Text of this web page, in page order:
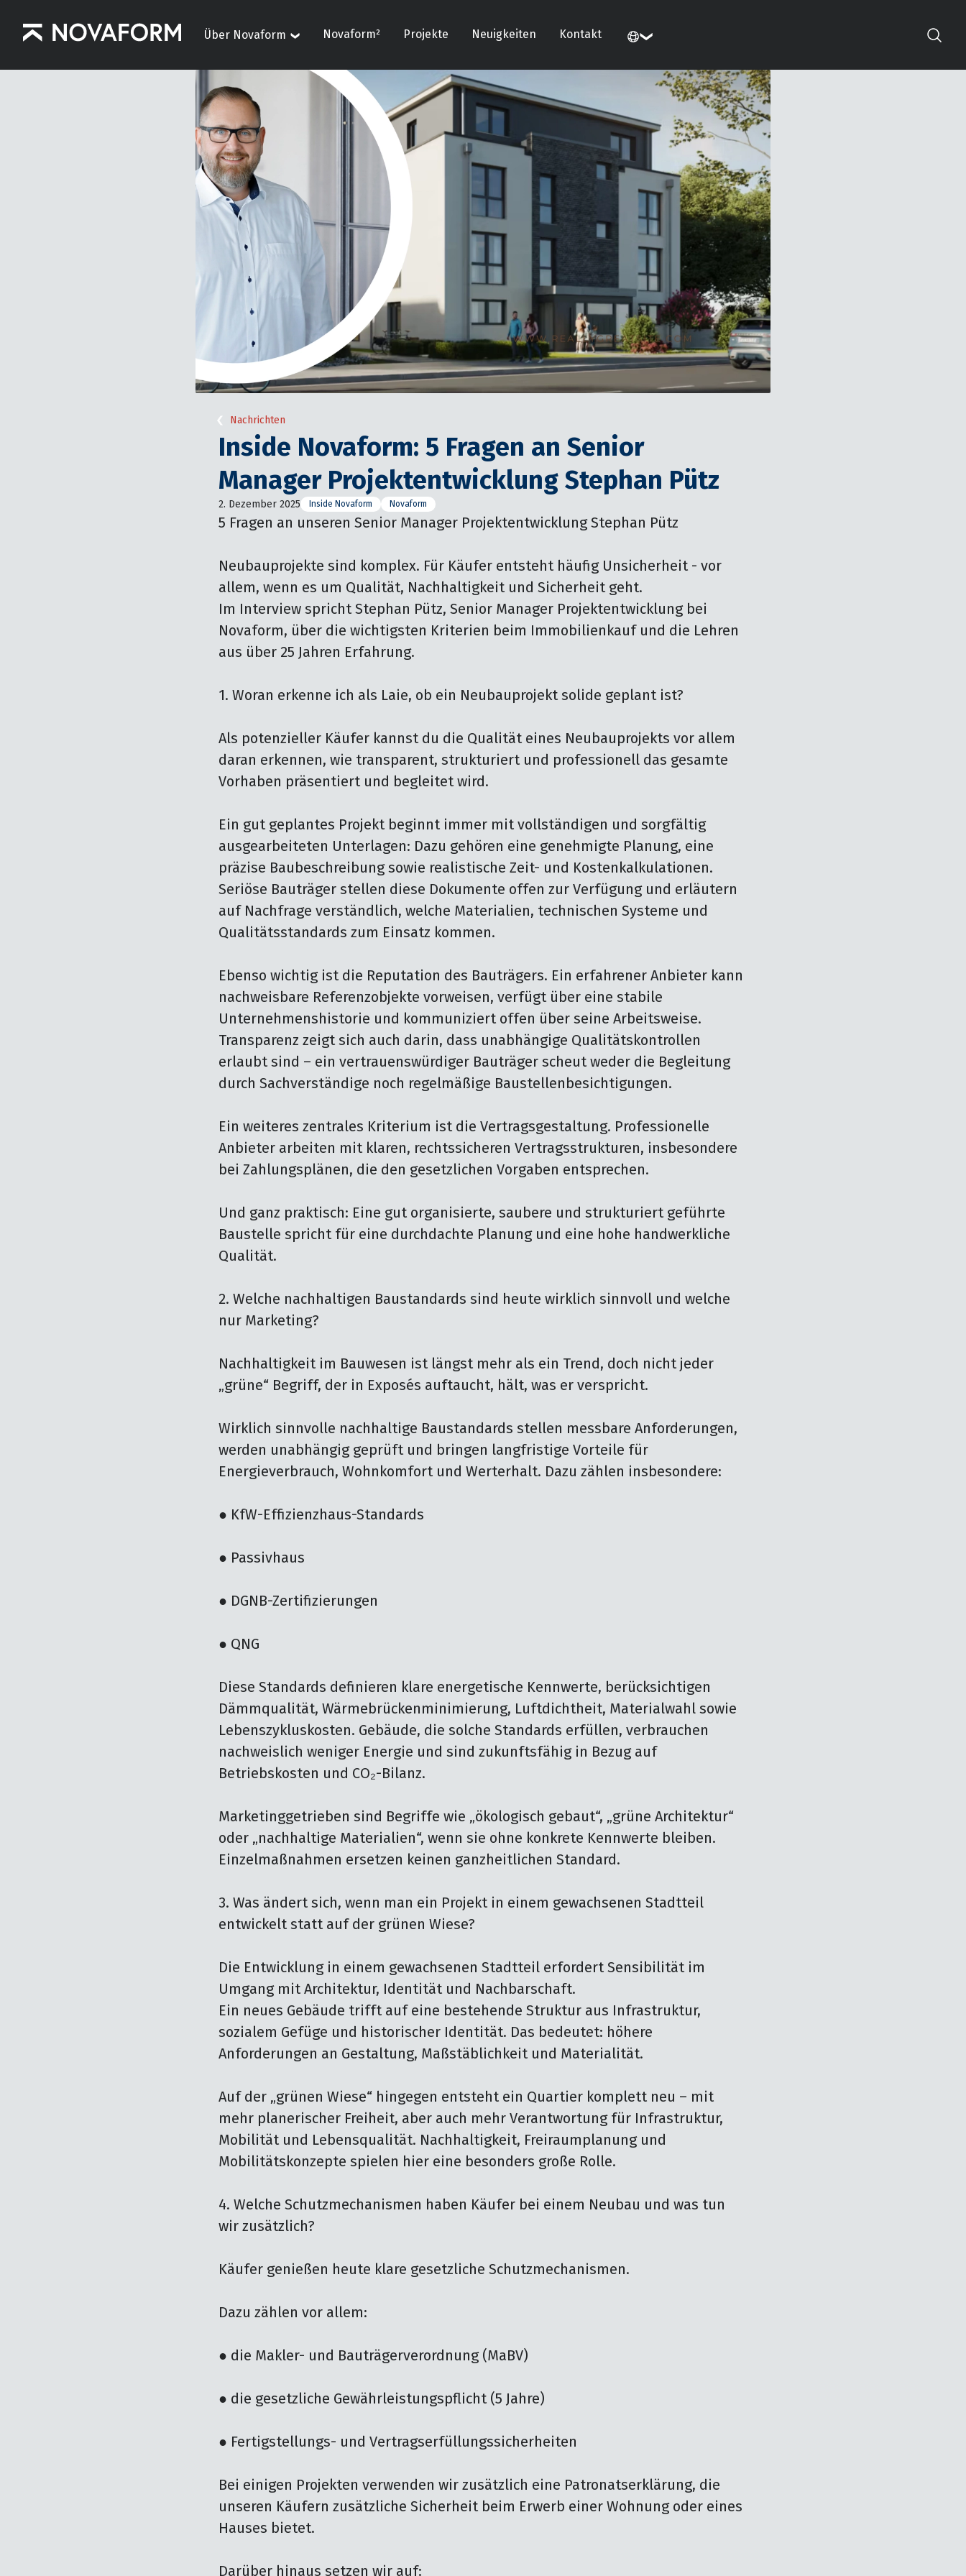
Über Novaform Novaform² Projekte Neuigkeiten Kontakt Suchen
Nachrichten
Inside Novaform: 5 Fragen an Senior
Manager Projektentwicklung Stephan Pütz
2. Dezember 2025 Inside Novaform Novaform
5 Fragen an unseren Senior Manager Projektentwicklung Stephan Pütz
Neubauprojekte sind komplex. Für Käufer entsteht häufig Unsicherheit - vor
allem, wenn es um Qualität, Nachhaltigkeit und Sicherheit geht.
Im Interview spricht Stephan Pütz, Senior Manager Projektentwicklung bei
Novaform, über die wichtigsten Kriterien beim Immobilienkauf und die Lehren
aus über 25 Jahren Erfahrung.
1. Woran erkenne ich als Laie, ob ein Neubauprojekt solide geplant ist?
Als potenzieller Käufer kannst du die Qualität eines Neubauprojekts vor allem
daran erkennen, wie transparent, strukturiert und professionell das gesamte
Vorhaben präsentiert und begleitet wird.
Ein gut geplantes Projekt beginnt immer mit vollständigen und sorgfältig
ausgearbeiteten Unterlagen: Dazu gehören eine genehmigte Planung, eine
präzise Baubeschreibung sowie realistische Zeit- und Kostenkalkulationen.
Seriöse Bauträger stellen diese Dokumente offen zur Verfügung und erläutern
auf Nachfrage verständlich, welche Materialien, technischen Systeme und
Qualitätsstandards zum Einsatz kommen.
Ebenso wichtig ist die Reputation des Bauträgers. Ein erfahrener Anbieter kann
nachweisbare Referenzobjekte vorweisen, verfügt über eine stabile
Unternehmenshistorie und kommuniziert offen über seine Arbeitsweise.
Transparenz zeigt sich auch darin, dass unabhängige Qualitätskontrollen
erlaubt sind – ein vertrauenswürdiger Bauträger scheut weder die Begleitung
durch Sachverständige noch regelmäßige Baustellenbesichtigungen.
Ein weiteres zentrales Kriterium ist die Vertragsgestaltung. Professionelle
Anbieter arbeiten mit klaren, rechtssicheren Vertragsstrukturen, insbesondere
bei Zahlungsplänen, die den gesetzlichen Vorgaben entsprechen.
Und ganz praktisch: Eine gut organisierte, saubere und strukturiert geführte
Baustelle spricht für eine durchdachte Planung und eine hohe handwerkliche
Qualität.
2. Welche nachhaltigen Baustandards sind heute wirklich sinnvoll und welche
nur Marketing?
Nachhaltigkeit im Bauwesen ist längst mehr als ein Trend, doch nicht jeder
„grüne“ Begriff, der in Exposés auftaucht, hält, was er verspricht.
Wirklich sinnvolle nachhaltige Baustandards stellen messbare Anforderungen,
werden unabhängig geprüft und bringen langfristige Vorteile für
Energieverbrauch, Wohnkomfort und Werterhalt. Dazu zählen insbesondere:
● KfW-Effizienzhaus-Standards
● Passivhaus
● DGNB-Zertifizierungen
● QNG
Diese Standards definieren klare energetische Kennwerte, berücksichtigen
Dämmqualität, Wärmebrückenminimierung, Luftdichtheit, Materialwahl sowie
Lebenszykluskosten. Gebäude, die solche Standards erfüllen, verbrauchen
nachweislich weniger Energie und sind zukunftsfähig in Bezug auf
Betriebskosten und CO₂-Bilanz.
Marketinggetrieben sind Begriffe wie „ökologisch gebaut“, „grüne Architektur“
oder „nachhaltige Materialien“, wenn sie ohne konkrete Kennwerte bleiben.
Einzelmaßnahmen ersetzen keinen ganzheitlichen Standard.
3. Was ändert sich, wenn man ein Projekt in einem gewachsenen Stadtteil
entwickelt statt auf der grünen Wiese?
Die Entwicklung in einem gewachsenen Stadtteil erfordert Sensibilität im
Umgang mit Architektur, Identität und Nachbarschaft.
Ein neues Gebäude trifft auf eine bestehende Struktur aus Infrastruktur,
sozialem Gefüge und historischer Identität. Das bedeutet: höhere
Anforderungen an Gestaltung, Maßstäblichkeit und Materialität.
Auf der „grünen Wiese“ hingegen entsteht ein Quartier komplett neu – mit
mehr planerischer Freiheit, aber auch mehr Verantwortung für Infrastruktur,
Mobilität und Lebensqualität. Nachhaltigkeit, Freiraumplanung und
Mobilitätskonzepte spielen hier eine besonders große Rolle.
4. Welche Schutzmechanismen haben Käufer bei einem Neubau und was tun
wir zusätzlich?
Käufer genießen heute klare gesetzliche Schutzmechanismen.
Dazu zählen vor allem:
● die Makler- und Bauträgerverordnung (MaBV)
● die gesetzliche Gewährleistungspflicht (5 Jahre)
● Fertigstellungs- und Vertragserfüllungssicherheiten
Bei einigen Projekten verwenden wir zusätzlich eine Patronatserklärung, die
unseren Käufern zusätzliche Sicherheit beim Erwerb einer Wohnung oder eines
Hauses bietet.
Darüber hinaus setzen wir auf: